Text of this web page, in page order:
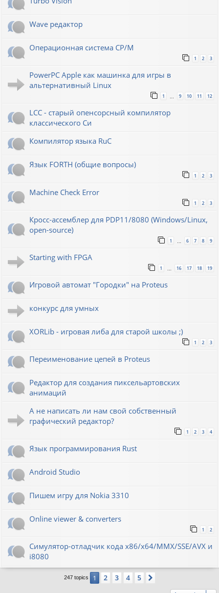
Wave редактор
Операционная система CP/M
1 2 3
PowerPC Apple как машинка для игры в
альтернативный Linux
1 … 9 10 11 12
LCC - старый опенсорсный компилятор
классического Си
Компилятор языка RuC
Язык FORTH (общие вопросы)
1 2 3
Machine Check Error
1 2 3
Кросс-ассемблер для PDP11/8080 (Windows/Linux,
open-source)
1 6 7 8 9
Starting with FPGA
1 16 17 18 19
Игровой автомат "Городки" на Proteus
конкурс для умных
XORLib - игровая либа для старой школы ;)
1 2 3
Переименование цепей в Proteus
Редактор для создания пиксельартовских
анимаций
А не написать ли нам свой собственный
графический редактор?
1 2 3 4
Язык программирования Rust
Android Studio
Пишем игру для Nokia 3310
Online viewer & converters
1 2
Симулятор-отладчик кода x86/x64/MMX/SSE/AVX и
i8080
247 topics 1 2 3 4 5